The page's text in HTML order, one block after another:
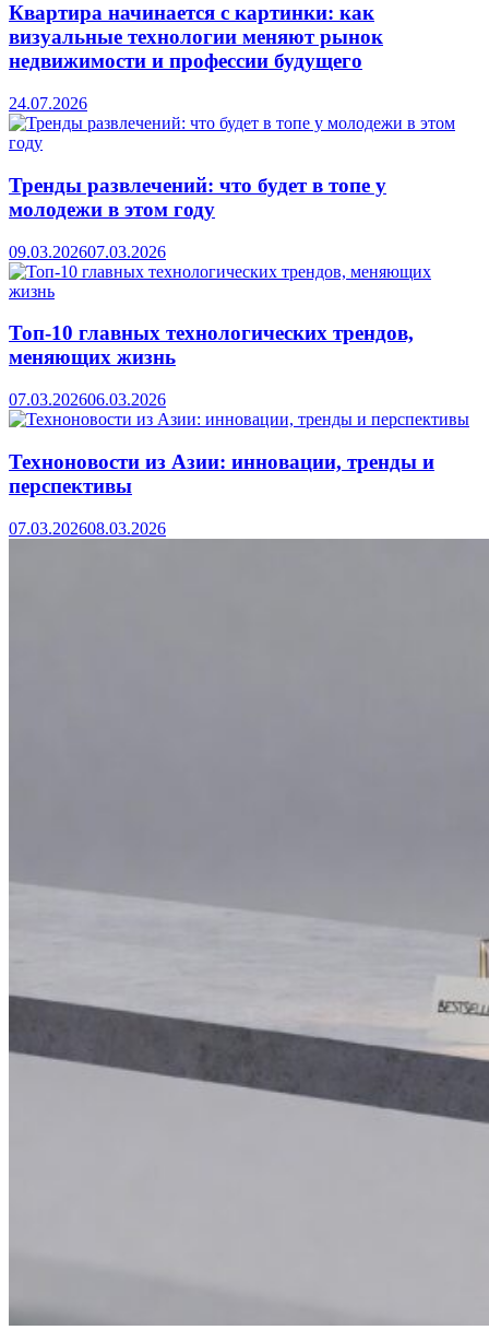
Квартира начинается с картинки: как
визуальные технологии меняют рынок
недвижимости и профессии будущего
24.07.2026
Тренды развлечений: что будет в топе у
молодежи в этом году
09.03.202607.03.2026
Топ-10 главных технологических трендов,
меняющих жизнь
07.03.202606.03.2026
Техноновости из Азии: инновации, тренды и
перспективы
07.03.202608.03.2026